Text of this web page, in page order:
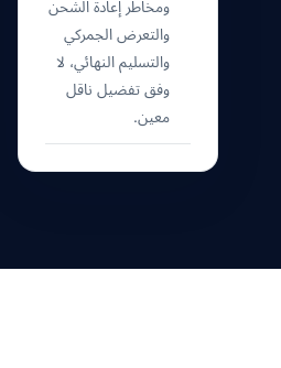
ومخاطر إعادة الشحن
والتعرض الجمركي
والتسليم النهائي، لا
وفق تفضيل ناقل
معين.